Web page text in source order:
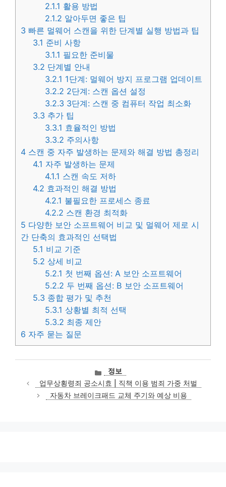
2.1.1 활용 방법
2.1.2 알아두면 좋은 팁
3 빠른 멀웨어 스캔을 위한 단계별 실행 방법과 팁
3.1 준비 사항
3.1.1 필요한 준비물
3.2 단계별 안내
3.2.1 1단계: 멀웨어 방지 프로그램 업데이트
3.2.2 2단계: 스캔 옵션 설정
3.2.3 3단계: 스캔 중 컴퓨터 작업 최소화
3.3 추가 팁
3.3.1 효율적인 방법
3.3.2 주의사항
4 스캔 중 자주 발생하는 문제와 해결 방법 총정리
4.1 자주 발생하는 문제
4.1.1 스캔 속도 저하
4.2 효과적인 해결 방법
4.2.1 불필요한 프로세스 종료
4.2.2 스캔 환경 최적화
5 다양한 보안 소프트웨어 비교 및 멀웨어 제로 시
간 단축의 효과적인 선택법
5.1 비교 기준
5.2 상세 비교
5.2.1 첫 번째 옵션: A 보안 소프트웨어
5.2.2 두 번째 옵션: B 보안 소프트웨어
5.3 종합 평가 및 추천
5.3.1 상황별 최적 선택
5.3.2 최종 제안
6 자주 묻는 질문
카
테
고
리
정보
업무상횡령죄 공소시효 | 직책 이용 범죄 가중 처벌
자동차 브레이크패드 교체 주기와 예상 비용